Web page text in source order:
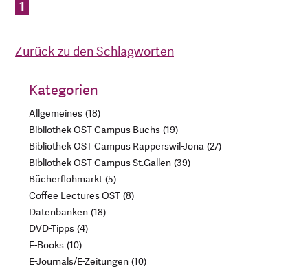
1
Zurück zu den Schlagworten
Kategorien
Allgemeines 18
Bibliothek OST Campus Buchs 19
Bibliothek OST Campus Rapperswil-Jona 27
Bibliothek OST Campus St.Gallen 39
Bücherflohmarkt 5
Coffee Lectures OST 8
Datenbanken 18
DVD-Tipps 4
E-Books 10
E-Journals/E-Zeitungen 10